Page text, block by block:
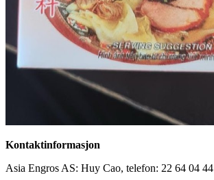
Kontaktinformasjon
Asia Engros AS: Huy Cao, telefon: 22 64 04 44